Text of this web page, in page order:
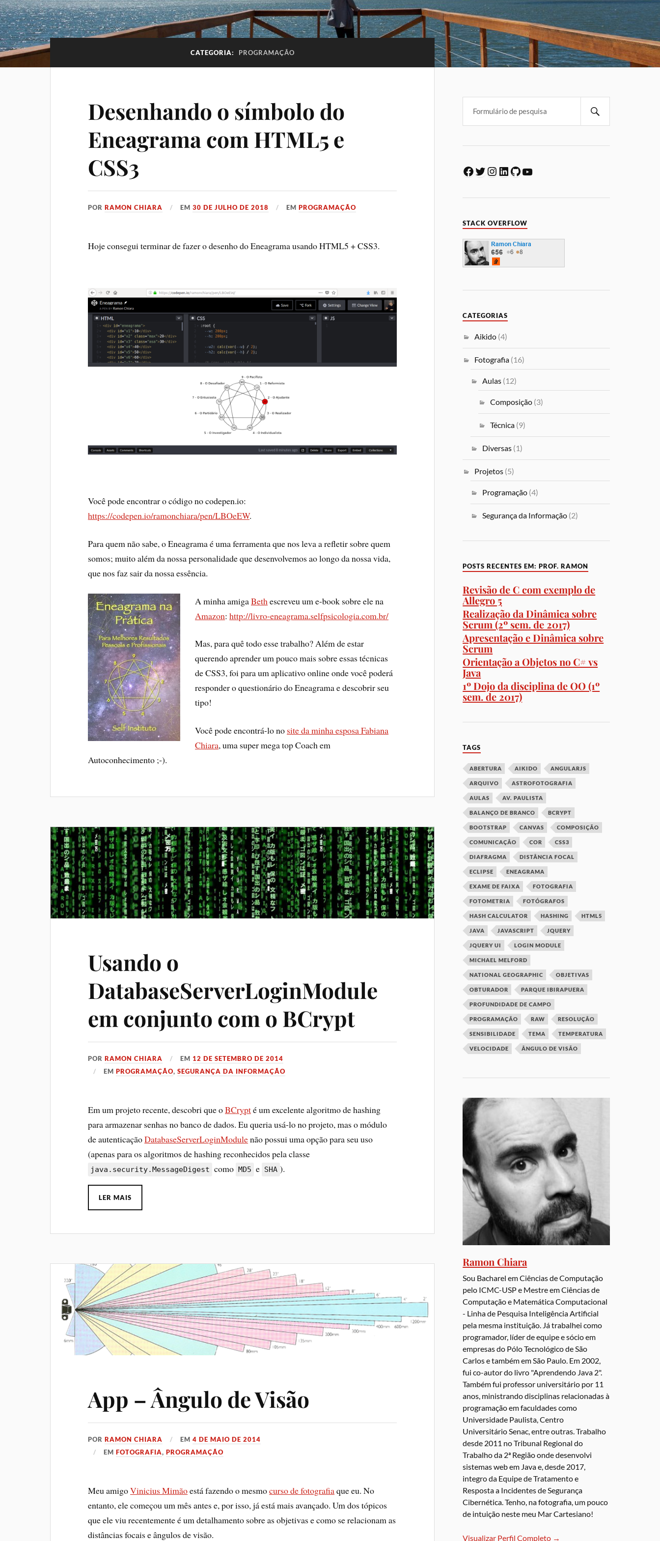
CATEGORIA: PROGRAMAÇÃO
Desenhando o símbolo do
Eneagrama com HTML5 e
CSS3
PORRAMON CHIARA EM30 DE JULHO DE 2018 EMPROGRAMAÇÃO
Hoje consegui terminar de fazer o desenho do Eneagrama usando HTML5 + CSS3.
Você pode encontrar o código no codepen.io:
https://codepen.io/ramonchiara/pen/LBOeEW.
Para quem não sabe, o Eneagrama é uma ferramenta que nos leva a refletir sobre quem
somos; muito além da nossa personalidade que desenvolvemos ao longo da nossa vida,
que nos faz sair da nossa essência.
A minha amigaBeth escreveu um e-book sobre ele na
Amazon:http://livro-eneagrama.selfpsicologia.com.br/
Mas, para quê todo esse trabalho? Além de estar
querendo aprender um pouco mais sobre essas técnicas
de CSS3, foi para um aplicativo online onde você poderá
responder o questionário do Eneagrama e descobrir seu
tipo!
Você pode encontrá-lo no site da minha esposa Fabiana
Chiara, uma super mega top Coach em
Autoconhecimento ;-).
Usando o
DatabaseServerLoginModule
em conjunto com o BCrypt
PORRAMON CHIARA EM 12 DE SETEMBRO DE 2014
EMPROGRAMAÇÃO,SEGURANÇA DA INFORMAÇÃO
Em um projeto recente, descobri que oBCrypté um excelente algoritmo de hashing
para armazenar senhas no banco de dados. Eu queria usá-lo no projeto, mas o módulo
de autenticaçãoDatabaseServerLoginModulenão possui uma opção para seu uso
(apenas para os algoritmos de hashing reconhecidos pela classe
java.security.MessageDigest como MD5 e SHA ).
LER MAIS
App – Ângulo de Visão
PORRAMON CHIARA EM4 DE MAIO DE 2014
EMFOTOGRAFIA,PROGRAMAÇÃO
Meu amigoVinicius Mimãoestá fazendo o mesmocurso de fotografiaque eu. No
entanto, ele começou um mês antes e, por isso, já está mais avançado. Um dos tópicos
que ele viu recentemente é um detalhamento sobre as objetivas e como se relacionam as
distâncias focais e ângulos de visão.
STACK OVERFLOW
CATEGORIAS
Aikido (4)
Fotografia (16)
Aulas (12)
Composição (3)
Técnica (9)
Diversas (1)
Projetos (5)
Programação (4)
Segurança da Informação (2)
POSTS RECENTES EM: PROF. RAMON
Revisão de C com exemplo de
Allegro 5
Realização da Dinâmica sobre
Scrum (2º sem. de 2017)
Apresentação e Dinâmica sobre
Scrum
Orientação a Objetos no C# vs
Java
1º Dojo da disciplina de OO (1º
sem. de 2017)
TAGS
ABERTURA AIKIDO ANGULARJS
ARQUIVO ASTROFOTOGRAFIA
AULAS AV. PAULISTA
BALANÇO DE BRANCO BCRYPT
BOOTSTRAP CANVAS COMPOSIÇÃO
COMUNICAÇÃO COR CSS3
DIAFRAGMA DISTÂNCIA FOCAL
ECLIPSE ENEAGRAMA
EXAME DE FAIXA FOTOGRAFIA
FOTOMETRIA FOTÓGRAFOS
HASH CALCULATOR HASHING HTML5
JAVA JAVASCRIPT JQUERY
JQUERY UI LOGIN MODULE
MICHAEL MELFORD
NATIONAL GEOGRAPHIC OBJETIVAS
OBTURADOR PARQUE IBIRAPUERA
PROFUNDIDADE DE CAMPO
PROGRAMAÇÃO RAW RESOLUÇÃO
SENSIBILIDADE TEMA TEMPERATURA
VELOCIDADE ÂNGULO DE VISÃO
Ramon Chiara
Sou Bacharel em Ciências de Computação
pelo ICMC-USP e Mestre em Ciências de
Computação e Matemática Computacional
- Linha de Pesquisa Inteligência Artificial
pela mesma instituição. Já trabalhei como
programador, líder de equipe e sócio em
empresas do Pólo Tecnológico de São
Carlos e também em São Paulo. Em 2002,
fui co-autor do livro "Aprendendo Java 2".
Também fui professor universitário por 11
anos, ministrando disciplinas relacionadas à
programação em faculdades como
Universidade Paulista, Centro
Universitário Senac, entre outras. Trabalho
desde 2011 no Tribunal Regional do
Trabalho da 2ª Região onde desenvolvi
sistemas web em Java e, desde 2017,
integro da Equipe de Tratamento e
Resposta a Incidentes de Segurança
Cibernética. Tenho, na fotografia, um pouco
de intuição neste meu Mar Cartesiano!
Visualizar Perfil Completo →